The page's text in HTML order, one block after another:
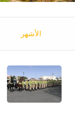
الأشهر